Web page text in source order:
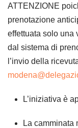
ATTENZIONE
prenotazione
effettuata solo una
dal sistema di
l’invio della
L’iniziativa è
La camminata